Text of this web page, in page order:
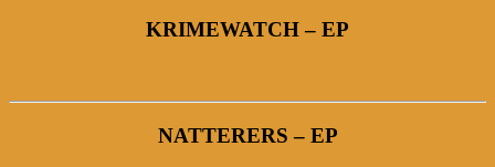
KRIMEWATCH – EP
NATTERERS – EP